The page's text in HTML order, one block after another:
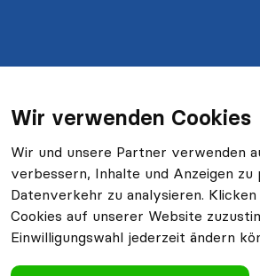
Wir verwenden Cookies
Wir und unsere Partner verwenden
verbessern, Inhalte und Anzeigen
Datenverkehr zu analysieren.
Cookies auf unserer Website
Einwilligungswahl jederzeit ändern